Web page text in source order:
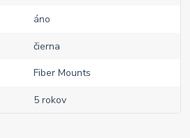
áno
čierna
Fiber Mounts
5 rokov